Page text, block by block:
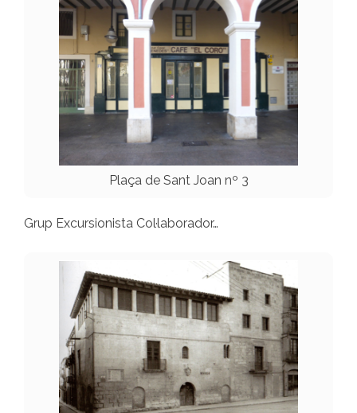
Plaça de Sant Joan nº 3
Grup Excursionista Col·laborador…